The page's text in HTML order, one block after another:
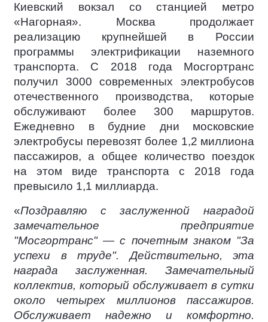
Киевский вокзал со станцией метро
«Нагорная». Москва продолжает
реализацию крупнейшей в России
программы электрификации наземного
транспорта. С 2018 года Мосгортранс
получил 3000 современных электробусов
отечественного производства, которые
обслуживают более 300 маршрутов.
Ежедневно в будние дни московские
электробусы перевозят более 1,2 миллиона
пассажиров, а общее количество поездок
на этом виде транспорта с 2018 года
превысило 1,1 миллиарда.
«Поздравляю с заслуженной наградой
замечательное предприятие
"Мосгортранс" — с почетным знаком "За
успехи в труде". Действительно, эта
награда заслуженная. Замечательный
коллектив, который обслуживает в сутки
около четырех миллионов пассажиров.
Обслуживает надежно и комфортно.